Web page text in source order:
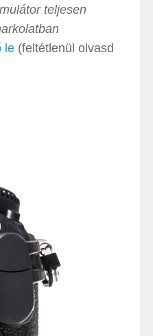
teljesen
le (feltétlenül olvasd